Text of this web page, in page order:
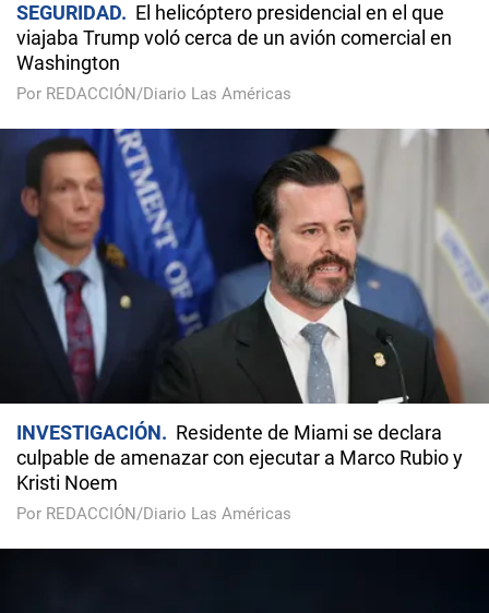
SEGURIDAD
El helicóptero presidencial en el que
viajaba Trump voló cerca de un avión comercial en
Washington
Por REDACCIÓN/Diario Las Américas
INVESTIGACIÓN
Residente de Miami se declara
culpable de amenazar con ejecutar a Marco Rubio y
Kristi Noem
Por REDACCIÓN/Diario Las Américas